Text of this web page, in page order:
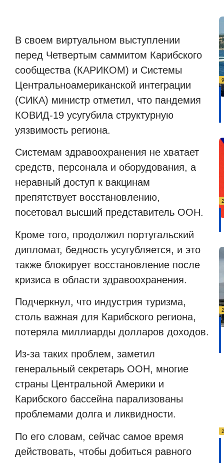
В своем виртуальном выступлении
перед Четвертым саммитом Карибского
сообщества (КАРИКОМ) и Системы
Центральноамериканской интеграции
(СИКА) министр отметил, что пандемия
КОВИД-19 усугубила структурную
уязвимость региона.
Системам здравоохранения не хватает
средств, персонала и оборудования, а
неравный доступ к вакцинам
препятствует восстановлению,
посетовал высший представитель ООН.
Кроме того, продолжил португальский
дипломат, бедность усугубляется, и это
также блокирует восстановление после
кризиса в области здравоохранения.
Подчеркнул, что индустрия туризма,
столь важная для Карибского региона,
потеряла миллиарды долларов доходов.
Из-за таких проблем, заметил
генеральный секретарь ООН, многие
страны Центральной Америки и
Карибского бассейна парализованы
проблемами долга и ликвидности.
По его словам, сейчас самое время
действовать, чтобы добиться равного